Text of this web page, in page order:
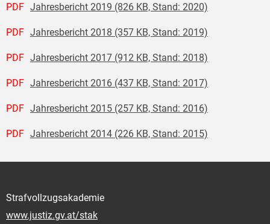
PDF Jahresbericht 2019 (826 KB, Stand: 2020)
PDF Jahresbericht 2018 (357 KB, Stand: 2019)
PDF Jahresbericht 2017 (912 KB, Stand: 2018)
PDF Jahresbericht 2016 (437 KB, Stand: 2017)
PDF Jahresbericht 2015 (257 KB, Stand: 2016)
PDF Jahresbericht 2014 (226 KB, Stand: 2015)
Strafvollzugsakademie
www.justiz.gv.at/stak